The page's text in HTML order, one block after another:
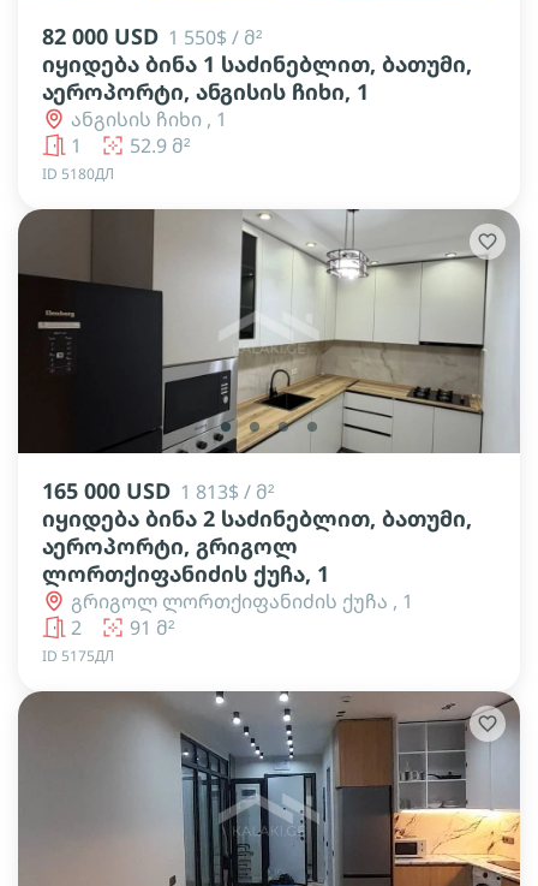
82 000 USD 1 550$ / მ²
იყიდება ბინა 1 საძინებლით, ბათუმი,
აეროპორტი, ანგისის ჩიხი, 1
ანგისის ჩიხი , 1
1
52.9 მ²
ID 5180ДЛ
lens lens lens lens
165 000 USD 1 813$ / მ²
იყიდება ბინა 2 საძინებლით, ბათუმი,
აეროპორტი, გრიგოლ
ლორთქიფანიძის ქუჩა, 1
გრიგოლ ლორთქიფანიძის ქუჩა , 1
2
91 მ²
ID 5175ДЛ